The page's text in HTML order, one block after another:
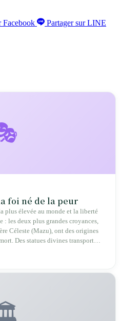
Facebook Partager sur LINE
foi né de la peur
plus élevée au monde et la liberté
: les deux plus grandes croyances,
Céleste (Mazu), ont des origines
Des statues divines transportées
siècle à travers le Détroit
sacrés, mais dans l'encens qui